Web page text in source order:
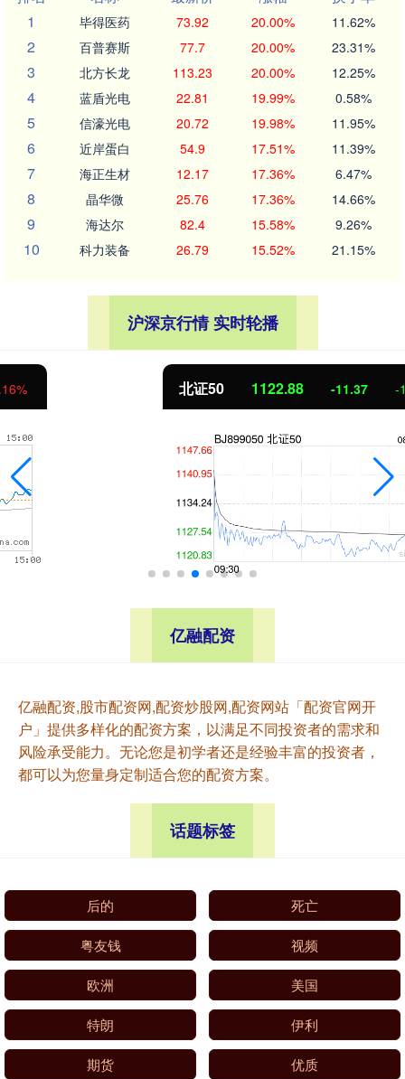
1
毕得医药 73.92 20.00% 11.62%
2 百普赛斯 77.7 20.00% 23.31%
3 北方长龙 113.23 20.00% 12.25%
4 蓝盾光电 22.81 19.99% 0.58%
5 信濠光电 20.72 19.98% 11.95%
6 近岸蛋白 54.9 17.51% 11.39%
7 海正生材 12.17 17.36% 6.47%
8 晶华微 25.76 17.36% 14.66%
9 海达尔 82.4 15.58% 9.26%
10 科力装备 26.79 15.52% 21.15%
沪深京行情 实时轮播
1122.88 -11.37 -1.00%
亿融配资
亿融配资,股市配资网,配资炒股网,配资网站「配资官网开
户」提供多样化的配资方案，以满足不同投资者的需求和
风险承受能力。无论您是初学者还是经验丰富的投资者，
都可以为您量身定制适合您的配资方案。
话题标签
后的 死亡
粤友钱 视频
欧洲 美国
特朗 伊利
期货 优质